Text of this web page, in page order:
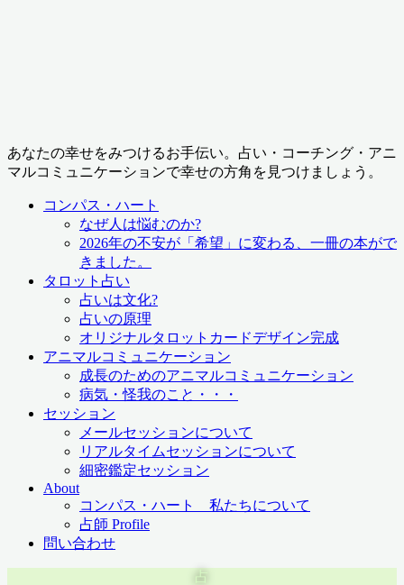
あなたの幸せをみつけるお手伝い。占い・コーチング・アニ
マルコミュニケーションで幸せの方角を見つけましょう。
コンパス・ハート
なぜ人は悩むのか?
2026年の不安が「希望」に変わる、一冊の本がで
きました。
タロット占い
占いは文化?
占いの原理
オリジナルタロットカードデザイン完成
アニマルコミュニケーション
成長のためのアニマルコミュニケーション
病気・怪我のこと・・・
セッション
メールセッションについて
リアルタイムセッションについて
細密鑑定セッション
About
コンパス・ハート 私たちについて
占師 Profile
問い合わせ
占